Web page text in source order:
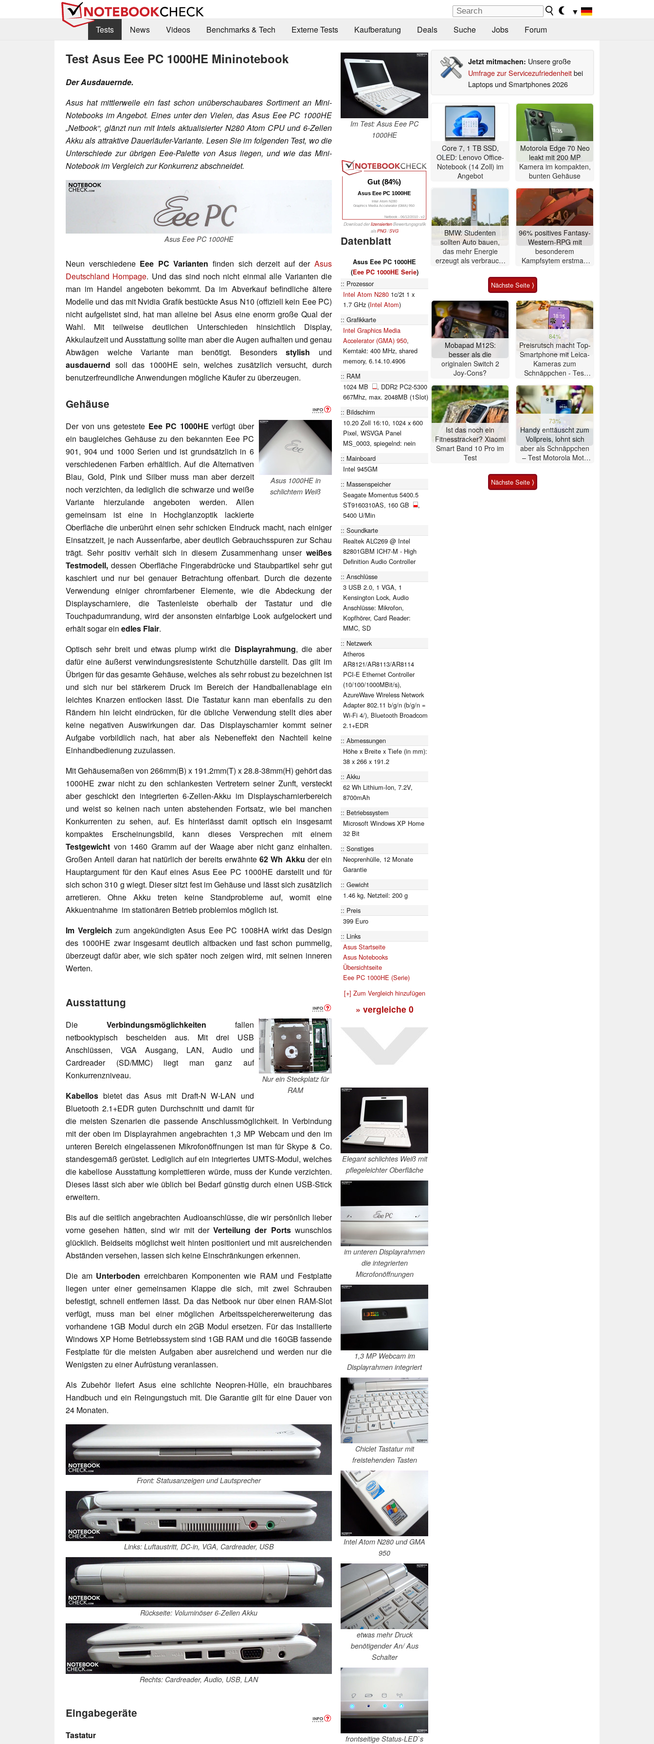
▼
Tests
News Videos Benchmarks & Tech Externe Tests Kaufberatung Deals Suche Jobs Forum
Test Asus Eee PC 1000HE Mininotebook
Der Ausdauernde.
Asus hat mittlerweile ein fast schon unüberschaubares Sortiment an Mini-
Notebooks im Angebot. Eines unter den Vielen, das Asus Eee PC 1000HE
„Netbook“, glänzt nun mit Intels aktualisierter N280 Atom CPU und 6-Zellen
Akku als attraktive Dauerläufer-Variante. Lesen Sie im folgenden Test, wo die
Unterschiede zur übrigen Eee-Palette von Asus liegen, und wie das Mini-
Notebook im Vergleich zur Konkurrenz abschneidet.
Asus Eee PC 1000HE
Neun verschiedene Eee PC Varianten finden sich derzeit auf derAsus
Deutschland Hompage. Und das sind noch nicht einmal alle Varianten die
man im Handel angeboten bekommt. Da im Abverkauf befindliche ältere
Modelle und das mit Nvidia Grafik bestückte Asus N10 (offiziell kein Eee PC)
nicht aufgelistet sind, hat man alleine bei Asus eine enorm große Qual der
Wahl. Mit teilweise deutlichen Unterschieden hinsichtlich Display,
Akkulaufzeit und Ausstattung sollte man aber die Augen aufhalten und genau
Abwägen welche Variante man benötigt. Besondersstylish und
ausdauernd soll das 1000HE sein, welches zusätzlich versucht, durch
benutzerfreundliche Anwendungen mögliche Käufer zu überzeugen.
Gehäuse
Asus 1000HE in
schlichtem Weiß
Der von uns getestete Eee PC 1000HE verfügt über
ein baugleiches Gehäuse zu den bekannten Eee PC
901, 904 und 1000 Serien und ist grundsätzlich in 6
verschiedenen Farben erhältlich. Auf die Alternativen
Blau, Gold, Pink und Silber muss man aber derzeit
noch verzichten, da lediglich die schwarze und weiße
Variante hierzulande angeboten werden. Allen
gemeinsam ist eine in Hochglanzoptik lackierte
Oberfläche die unberührt einen sehr schicken Eindruck macht, nach einiger
Einsatzzeit, je nach Aussenfarbe, aber deutlich Gebrauchsspuren zur Schau
trägt. Sehr positiv verhält sich in diesem Zusammenhang unser weißes
Testmodell, dessen Oberfläche Fingerabdrücke und Staubpartikel sehr gut
kaschiert und nur bei genauer Betrachtung offenbart. Durch die dezente
Verwendung einiger chromfarbener Elemente, wie die Abdeckung der
Displayscharniere, die Tastenleiste oberhalb der Tastatur und die
Touchpadumrandung, wird der ansonsten einfarbige Look aufgelockert und
erhält sogar ein edles Flair.
Optisch sehr breit und etwas plump wirkt die Displayrahmung, die aber
dafür eine äußerst verwindungsresistente Schutzhülle darstellt. Das gilt im
Übrigen für das gesamte Gehäuse, welches als sehr robust zu bezeichnen ist
und sich nur bei stärkerem Druck im Bereich der Handballenablage ein
leichtes Knarzen entlocken lässt. Die Tastatur kann man ebenfalls zu den
Rändern hin leicht eindrücken, für die übliche Verwendung stellt dies aber
keine negativen Auswirkungen dar. Das Displayscharnier kommt seiner
Aufgabe vorbildlich nach, hat aber als Nebeneffekt den Nachteil keine
Einhandbedienung zuzulassen.
Mit Gehäusemaßen von 266mm(B) x 191.2mm(T) x 28.8-38mm(H) gehört das
1000HE zwar nicht zu den schlankesten Vertretern seiner Zunft, versteckt
aber geschickt den integrierten 6-Zellen-Akku im Displayscharnierbereich
und weist so keinen nach unten abstehenden Fortsatz, wie bei manchen
Konkurrenten zu sehen, auf. Es hinterlässt damit optisch ein insgesamt
kompaktes Erscheinungsbild, kann dieses Versprechen mit einem
Testgewicht von 1460 Gramm auf der Waage aber nicht ganz einhalten.
Großen Anteil daran hat natürlich der bereits erwähnte 62 Wh Akku der ein
Hauptargument für den Kauf eines Asus Eee PC 1000HE darstellt und für
sich schon 310 g wiegt. Dieser sitzt fest im Gehäuse und lässt sich zusätzlich
arretieren. Ohne Akku treten keine Standprobleme auf, womit eine
Akkuentnahme im stationären Betrieb problemlos möglich ist.
Im Vergleich zum angekündigten Asus Eee PC 1008HA wirkt das Design
des 1000HE zwar insgesamt deutlich altbacken und fast schon pummelig,
überzeugt dafür aber, wie sich später noch zeigen wird, mit seinen inneren
Werten.
Ausstattung
Nur ein Steckplatz für
RAM
Die Verbindungsmöglichkeiten fallen
netbooktypisch bescheiden aus. Mit drei USB
Anschlüssen, VGA Ausgang, LAN, Audio und
Cardreader (SD/MMC) liegt man ganz auf
Konkurrenzniveau.
Kabellos bietet das Asus mit Draft-N W-LAN und
Bluetooth 2.1+EDR guten Durchschnitt und damit für
die meisten Szenarien die passende Anschlussmöglichkeit. In Verbindung
mit der oben im Displayrahmen angebrachten 1,3 MP Webcam und den im
unteren Bereich eingelassenen Mikrofonöffnungen ist man für Skype & Co.
standesgemäß gerüstet. Lediglich auf ein integriertes UMTS-Modul, welches
die kabellose Ausstattung komplettieren würde, muss der Kunde verzichten.
Dieses lässt sich aber wie üblich bei Bedarf günstig durch einen USB-Stick
erweitern.
Bis auf die seitlich angebrachten Audioanschlüsse, die wir persönlich lieber
vorne gesehen hätten, sind wir mit derVerteilung der Portswunschlos
glücklich. Beidseits möglichst weit hinten positioniert und mit ausreichenden
Abständen versehen, lassen sich keine Einschränkungen erkennen.
Die am Unterboden erreichbaren Komponenten wie RAM und Festplatte
liegen unter einer gemeinsamen Klappe die sich, mit zwei Schrauben
befestigt, schnell entfernen lässt. Da das Netbook nur über einen RAM-Slot
verfügt, muss man bei einer möglichen Arbeitsspeichererweiterung das
vorhandene 1GB Modul durch ein 2GB Modul ersetzen. Für das installierte
Windows XP Home Betriebssystem sind 1GB RAM und die 160GB fassende
Festplatte für die meisten Aufgaben aber ausreichend und werden nur die
Wenigsten zu einer Aufrüstung veranlassen.
Als Zubehör liefert Asus eine schlichte Neopren-Hülle, ein brauchbares
Handbuch und ein Reingungstuch mit. Die Garantie gilt für eine Dauer von
24 Monaten.
Front: Statusanzeigen und Lautsprecher
Links: Luftaustritt, DC-in, VGA, Cardreader, USB
Rückseite: Voluminöser 6-Zellen Akku
Rechts: Cardreader, Audio, USB, LAN
Eingabegeräte
Tastatur
Im Test: Asus Eee PC
1000HE
Gut (84%)
Asus Eee PC 1000HE
Intel Atom N280
Graphics Media Accelerator (GMA) 950
Netbook - 06/12/2010 - v2
Download derlizensiertenBewertungsgrafik
alsPNG/SVG
Datenblatt
Asus Eee PC 1000HE
(Eee PC 1000HE Serie)
Prozessor
Intel Atom N280 1c/2t 1 x
1.7 GHz (Intel Atom)
Grafikkarte
Intel Graphics Media
Accelerator (GMA) 950,
Kerntakt: 400 MHz, shared
memory, 6.14.10.4906
RAM
1024 MB
, DDR2 PC2-5300
667Mhz, max. 2048MB (1Slot)
Bildschirm
10.20 Zoll 16:10, 1024 x 600
Pixel, WSVGA Panel
MS_0003, spiegelnd: nein
Mainboard
Intel 945GM
Massenspeicher
Seagate Momentus 5400.5
ST9160310AS, 160 GB
,
5400 U/Min
Soundkarte
Realtek ALC269 @ Intel
82801GBM ICH7-M - High
Definition Audio Controller
Anschlüsse
3 USB 2.0, 1 VGA, 1
Kensington Lock, Audio
Anschlüsse: Mikrofon,
Kopfhörer, Card Reader:
MMC, SD
Netzwerk
Atheros
AR8121/AR8113/AR8114
PCI-E Ethernet Controller
(10/100/1000MBit/s),
AzureWave Wireless Network
Adapter 802.11 b/g/n (b/g/n =
Wi-Fi 4/), Bluetooth Broadcom
2.1+EDR
Abmessungen
Höhe x Breite x Tiefe (in mm):
38 x 266 x 191.2
Akku
62 Wh Lithium-Ion, 7.2V,
8700mAh
Betriebssystem
Microsoft Windows XP Home
32 Bit
Sonstiges
Neoprenhülle, 12 Monate
Garantie
Gewicht
1.46 kg, Netzteil: 200 g
Preis
399 Euro
Links
Asus Startseite
Asus Notebooks
Übersichtseite
Eee PC 1000HE (Serie)
[+] Zum Vergleich hinzufügen
» vergleiche 0
Elegant schlichtes Weiß mit
pflegeleichter Oberfläche
im unteren Displayrahmen
die integrierten
Microfonöffnungen
1,3 MP Webcam im
Displayrahmen integriert
Chiclet Tastatur mit
freistehenden Tasten
Intel Atom N280 und GMA
950
etwas mehr Druck
benötigender An/ Aus
Schalter
frontseitige Status-LED`s
Jetzt mitmachen: Unsere große
Umfrage zur Servicezufriedenheitbei
Laptops und Smartphones 2026
Core 7, 1 TB SSD,
OLED: Lenovo Office-
Notebook (14 Zoll) im
Angebot
Motorola Edge 70 Neo
leakt mit 200 MP
Kamera im kompakten,
bunten Gehäuse
BMW: Studenten
sollten Auto bauen,
das mehr Energie
erzeugt als verbraucht
es gelungen
96% positives Fantasy-
Western-RPG mit
besonderem
Kampfsytem erstmals
Nächste Seite ⟩
Mobapad M12S:
besser als die
originalen Switch 2
Joy-Cons?
84%
Preisrutsch macht Top-
Smartphone mit Leica-
Kameras zum
Schnäppchen - Test
Ist das noch ein
Fitnesstracker? Xiaomi
Smart Band 10 Pro im
Test
73%
Handy enttäuscht zum
Vollpreis, lohnt sich
aber als Schnäppchen
– Test Motorola Moto
Nächste Seite ⟩